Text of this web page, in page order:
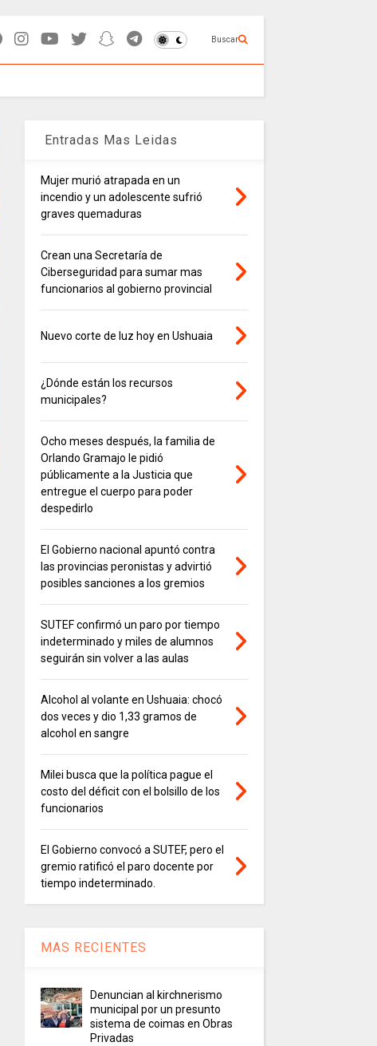
Buscar
Entradas Mas Leidas
Mujer murió atrapada en un
incendio y un adolescente sufrió
graves quemaduras
Crean una Secretaría de
Ciberseguridad para sumar mas
funcionarios al gobierno provincial
Nuevo corte de luz hoy en Ushuaia
¿Dónde están los recursos
municipales?
Ocho meses después, la familia de
Orlando Gramajo le pidió
públicamente a la Justicia que
entregue el cuerpo para poder
despedirlo
El Gobierno nacional apuntó contra
las provincias peronistas y advirtió
posibles sanciones a los gremios
SUTEF confirmó un paro por tiempo
indeterminado y miles de alumnos
seguirán sin volver a las aulas
Alcohol al volante en Ushuaia: chocó
dos veces y dio 1,33 gramos de
alcohol en sangre
Milei busca que la política pague el
costo del déficit con el bolsillo de los
funcionarios
El Gobierno convocó a SUTEF, pero el
gremio ratificó el paro docente por
tiempo indeterminado.
MAS RECIENTES
Denuncian al kirchnerismo
municipal por un presunto
sistema de coimas en Obras
Privadas